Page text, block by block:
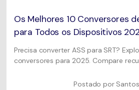
Os Melhores 10 Conversores
para Todos os Dispositivos
Precisa converter ASS para SRT?
conversores para 2025. Compare
facilmente problemas de tempo,
Postado por Santos